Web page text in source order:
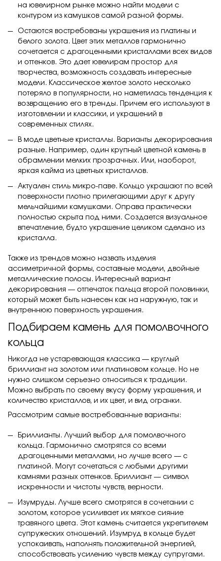
на ювелирном рынке можно найти модели с
контуром из камушков самой разной формы.
Остаются востребованы украшения из платины и
белого золота. Цвет этих металлов гармонично
сочетается с драгоценными кристаллами всех видов
и оттенков. Это дает ювелирам простор для
творчества, возможность создавать интересные
модели. Классическое желтое золото несколько
потеряло в популярности, но наметилась тенденция к
возвращению его в тренды. Причем его используют в
изготовлении и классики, и украшений в
современных стилях.
В моде цветные кристаллы. Варианты декорирования
разные. Например, один крупный цветной камень в
обрамлении мелких прозрачных. Или, наоборот,
яркая кайма из цветных кристаллов.
Актуален стиль микро-паве. Кольцо украшают по всей
поверхности плотно прилегающими друг к другу
мельчайшими камушками. Оправа практически
полностью скрыта под ними. Создается визуальное
впечатление, будто украшение целиком сделано из
кристалла.
Также из трендов можно назвать изделия
ассиметричной формы, составные модели, двойные
металлические полосы. Интересный вариант
декорирования — отпечаток пальца второй половинки,
который может быть нанесен как на наружную, так и
внутреннюю поверхность украшения.
Подбираем камень для помолвочного
кольца
Никогда не устаревающая классика — круглый
бриллиант на золотом или платиновом кольце. Но не
нужно слишком серьезно относиться к традиции.
Можно выбрать по своему вкусу форму украшения, и
количество кристаллов, и их цвет, и вид огранки.
Рассмотрим самые востребованные варианты:
Бриллианты. Лучший выбор для помолвочного
кольца. Гармонично смотрятся со всеми
драгоценными металлами, но лучше всего — с
платиной. Могут сочетаться с любыми другими
камнями разных оттенков. Бриллиант — символ
искренности и чистоты чувств, верности.
Изумруды. Лучше всего смотрятся в сочетании с
золотом, которое усиливает их мягкое сияние
травяного цвета. Этот камень считается укрепителем
супружеских отношений. Изумруд в кольце будет
успокаивать, наполнять положительной энергией,
способствовать усилению чувств между супругами.